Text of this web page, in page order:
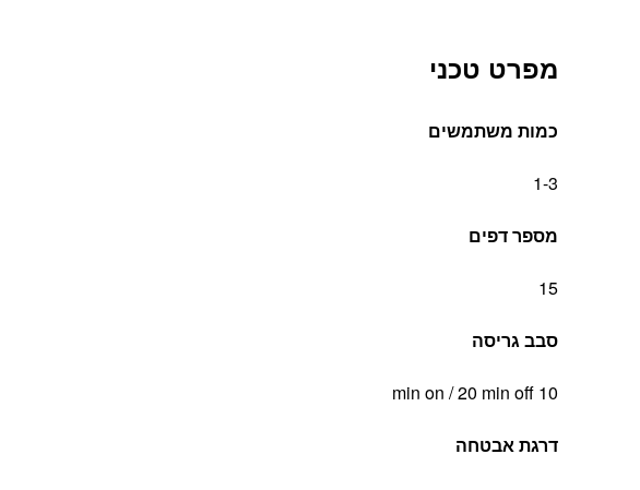
מפרט טכני
כמות משתמשים
1-3
מספר דפים
15
סבב גריסה
10 min on / 20 min off
דרגת אבטחה